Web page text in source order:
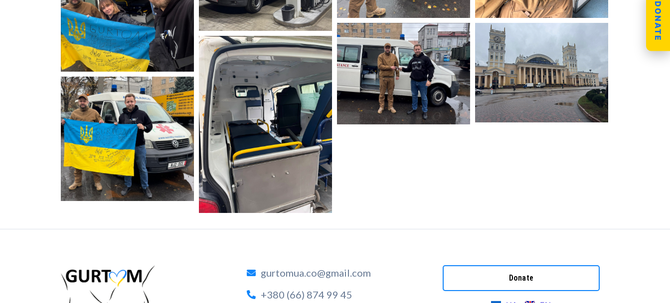
gurtomua.co@gmail.com
+380 (66) 874 99 45
Donate
DONATE